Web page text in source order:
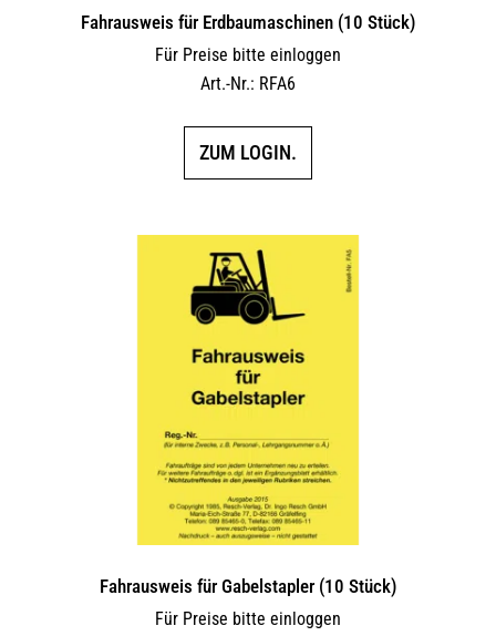
Fahrausweis für Erdbaumaschinen (10 Stück)
Für Preise bitte einloggen
Art.-Nr.: RFA6
ZUM LOGIN.
Fahrausweis für Gabelstapler (10 Stück)
Für Preise bitte einloggen